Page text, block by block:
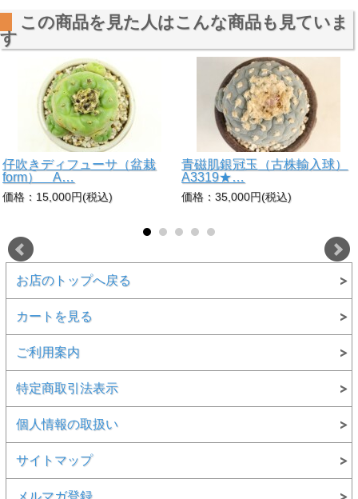
この商品を見た人はこんな商品も見ていま
す
仔吹きディフューサ（盆栽
form） A…
価格：15,000円(税込)
青磁肌銀冠玉（古株輸入球）
A3319★…
価格：35,000円(税込)
お店のトップへ戻る
カートを見る
ご利用案内
特定商取引法表示
個人情報の取扱い
サイトマップ
メルマガ登録